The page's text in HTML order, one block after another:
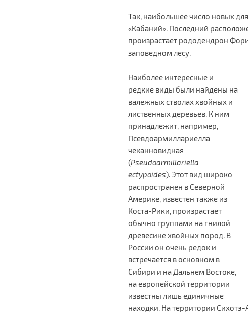
Так, наибольшее число новых
«Кабаний». Последний
произрастает рододендрон
заповедном лесу.
Наиболее интересные и
редкие виды были найдены на
валежных стволах хвойных и
лиственных деревьев. К ним
принадлежит, например,
Псевдоармиллариелла
чеканновидная
(Pseudoarmillariella
ectypoides). Этот вид широко
распространен в Северной
Америке, известен также из
Коста-Рики, произрастает
обычно группами на гнилой
древесине хвойных пород. В
России он очень редок и
встречается в основном в
Сибири и на Дальнем Востоке,
на европейской территории
известны лишь единичные
находки. На территории